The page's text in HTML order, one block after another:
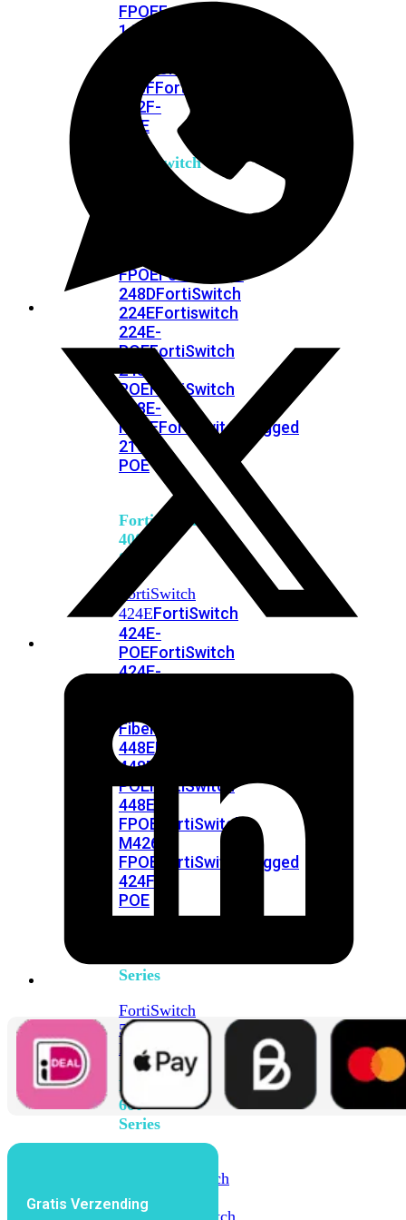
FPOEFortiSwitch
148F
108FFortiSwitchRugged
112F-
POE
FortiSwitch
FPOEFortiSwitch
248DFortiSwitch
224EFortiswitch
224E-
POEFortiSwitch
248E-
POEFortiSwitch
248E-
FPOEFortiSwitchRugged
216F-
POE
FortiSwitch
400
Series
FortiSwitch
424EFortiSwitch
424E-
POEFortiSwitch
424E-
Fiber
448EFortiSwitch
448E-
POEFortiSwitch
448E-
FPOE
FortiSwitch
M426E-
FPOE
FortiSwitchRugged
424F-
POE
Series
FortiSwitch
548D-
FPOE
FortiSwitch
600
Series
FortiSwitch
624F-
FPOE
FortiSwitch
Gratis Verzending